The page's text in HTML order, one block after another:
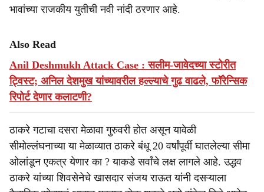
भावांच्या राजकीय युतीची नवी नांदी ठरणार आहे.
Also Read
Anil Deshmukh Attack Case : सलीम-जावेदच्या स्टोरीत
ट्विस्ट; अनिल देशमुख यांच्यावरील हल्ल्याचे गुढ वाढले, फॉरेन्सिक
रिपोर्ट देणार कलाटणी?
ठाकरे गटाचा दसरा मेळावा गुरुवरी होत असून यावेळी
सीमोल्लंघनाच्या या मेळाव्यात ठाकरे बंधू 20 वर्षांपूर्वी घातलेल्या सीमा
ओलांडून एकत्र येणार का ? याकडे सर्वांचे लक्ष लागले आहे. उद्धव
ठाकरे यांच्या शिवसेनेचे खासदार संजय राऊत यांनी दसऱ्याला